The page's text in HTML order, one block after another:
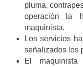
pluma,
operación la
maquinista.
Los servicios
señalizados los
El